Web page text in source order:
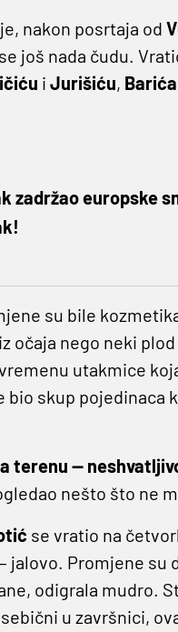
je, nakon posrtaja od
još nada čudu.
i Jurišiću, Barića
zadržao europske
su bile
očaja nego neki
utakmice
bio skup pojedinaca
terenu —
nešto što ne
se vratio na
jalovo. Promjene su
odigrala mudro.
u završnici,